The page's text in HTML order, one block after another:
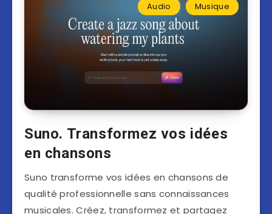
Audio Musique
Suno. Transformez vos idées
en chansons
Suno transforme vos idées en chansons de
qualité professionnelle sans connaissances
musicales. Créez, transformez et partagez